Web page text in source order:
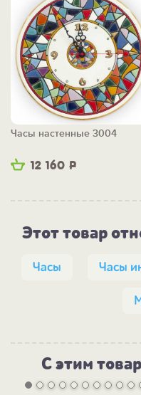
12 160 Р
Часы настенные 3004
Этот товар
Часы Часы
С этим